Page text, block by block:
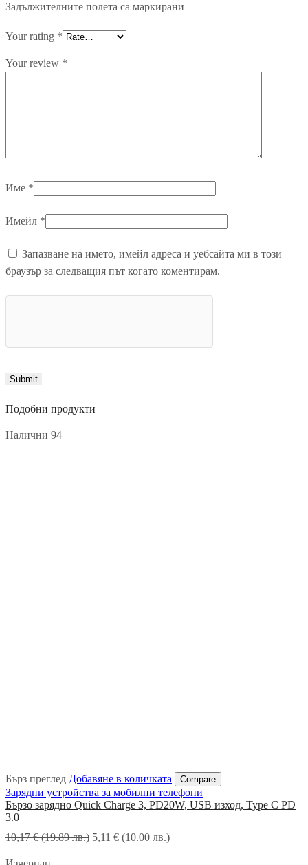
Задължителните полета са маркирани
Your rating *
Your review *
Име *
Имейл *
Запазване на името, имейл адреса и уебсайта ми в този
браузър за следващия път когато коментирам.
Подобни продукти
Налични 94
Бърз преглед Добавяне в количката Compare
Зарядни устройства за мобилни телефони
Бързо зарядно Quick Charge 3, PD20W, USB изход, Type C PD
3.0
10,17€ (19.89 лв.) Original
5,11 € (10.00 лв.)Текущата